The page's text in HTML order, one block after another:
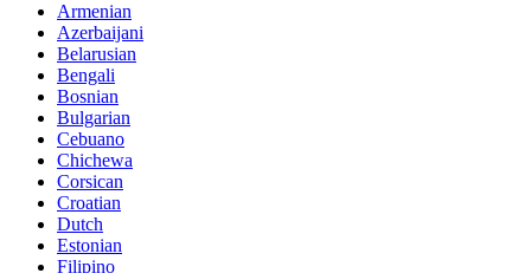
Armenian
Azerbaijani
Belarusian
Bengali
Bosnian
Bulgarian
Cebuano
Chichewa
Corsican
Croatian
Dutch
Estonian
Filipino